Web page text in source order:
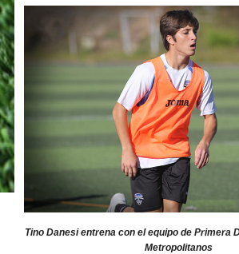
Tino Danesi entrena con el equipo de Primera
Metropolitanos